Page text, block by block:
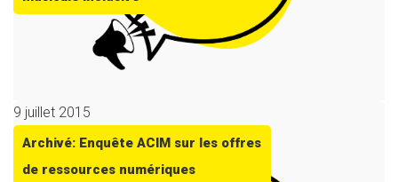
9 juillet 2015
Archivé: Enquête ACIM sur les offres
de ressources numériques